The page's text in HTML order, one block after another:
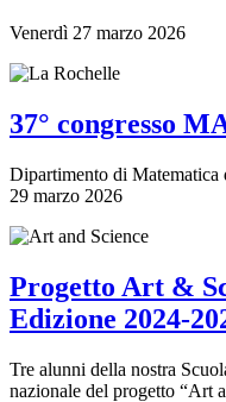
Venerdì 27 marzo 2026
37° congresso
Dipartimento di
29 marzo 2026
Progetto Art &
Edizione 2024-
Tre alunni della nostra
nazionale del progetto “Art